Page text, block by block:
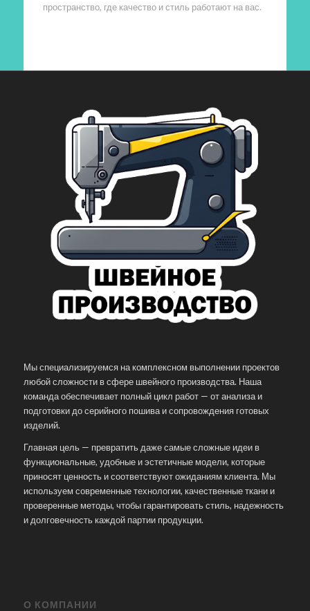
пространство, где качество и стиль работают на вас.
Мы специализируемся на комплексном выполнении проектов
любой сложности в сфере швейного производства. Наша
команда обеспечивает полный цикл работ — от анализа и
подготовки до серийного пошива и сопровождения готовых
изделий.
Главная цель — превратить даже самые сложные идеи в
функциональные, удобные и эстетичные модели, которые
приносят ценность и соответствуют ожиданиям клиента. Мы
используем современные технологии, качественные ткани и
проверенные методы, чтобы гарантировать стиль, надежность
и долговечность каждой партии продукции.
О КОМПАНИИ